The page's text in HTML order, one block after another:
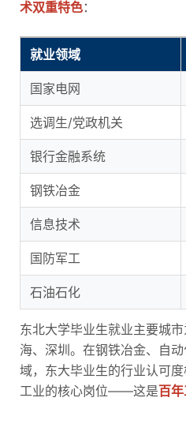
术双重特色：
就业领域
国家电网
选调生/党政机关
银行金融系统
钢铁冶金
信息技术
国防军工
石油石化
东北大学毕业生就业主要城
海、深圳。在钢铁冶金、自
域，东大毕业生的行业认可
工业的核心岗位——这是百